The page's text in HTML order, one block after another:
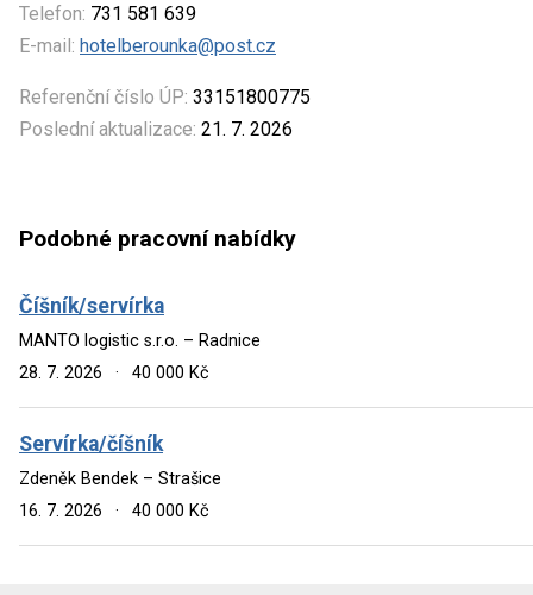
Telefon: 731 581 639
E-mail: hotelberounka@post.cz
Referenční číslo ÚP: 33151800775
Poslední aktualizace: 21. 7. 2026
Podobné pracovní nabídky
Číšník/servírka
MANTO logistic s.r.o. – Radnice
28. 7. 2026
· 40 000 Kč
Servírka/číšník
Zdeněk Bendek – Strašice
16. 7. 2026
· 40 000 Kč